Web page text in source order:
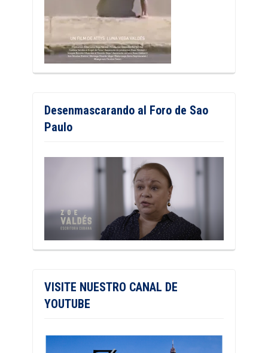
Desenmascarando al Foro de Sao
Paulo
VISITE NUESTRO CANAL DE
YOUTUBE